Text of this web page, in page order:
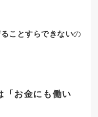
ことすらできないの
「お金にも働い